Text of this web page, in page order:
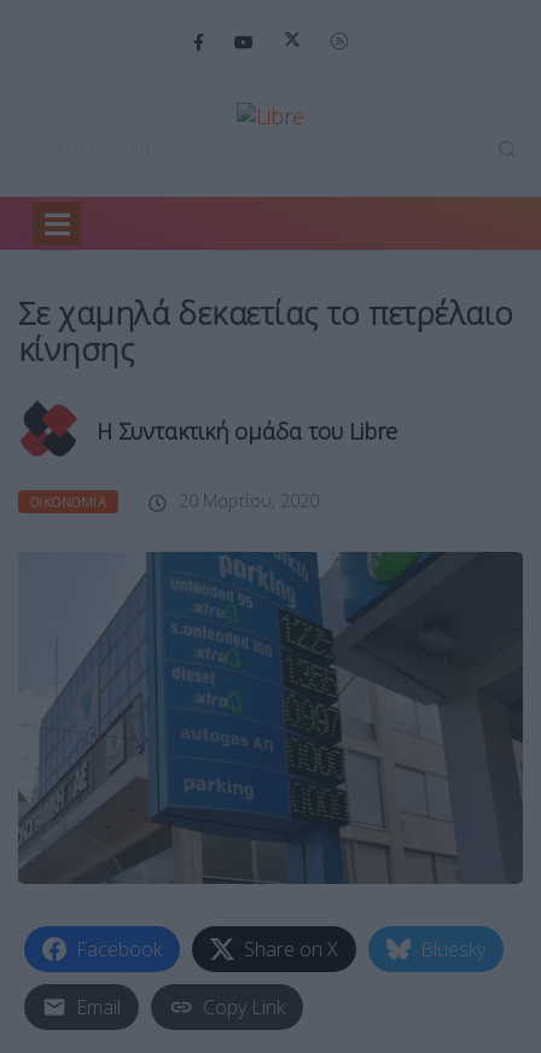
Home
Σε χαμηλά δεκαετίας το πετρέλαιο
κίνησης
Η Συντακτική ομάδα του Libre
ΟΙΚΟΝΟΜΊΑ 20 Μαρτίου, 2020
Facebook Share on X Bluesky
Email Copy Link